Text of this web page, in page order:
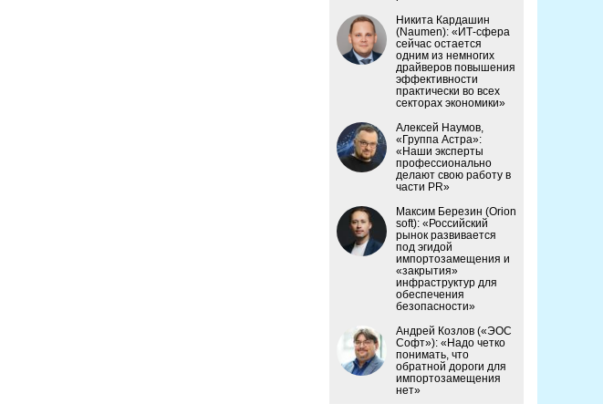
Никита Кардашин
(Naumen): «ИТ-сфера
сейчас остается
одним из немногих
драйверов повышения
эффективности
практически во всех
секторах экономики»
Алексей Наумов,
«Группа Астра»:
«Наши эксперты
профессионально
делают свою работу в
части PR»
Максим Березин (Orion
soft): «Российский
рынок развивается
под эгидой
импортозамещения и
«закрытия»
инфраструктур для
обеспечения
безопасности»
Андрей Козлов («ЭОС
Софт»): «Надо четко
понимать, что
обратной дороги для
импортозамещения
нет»